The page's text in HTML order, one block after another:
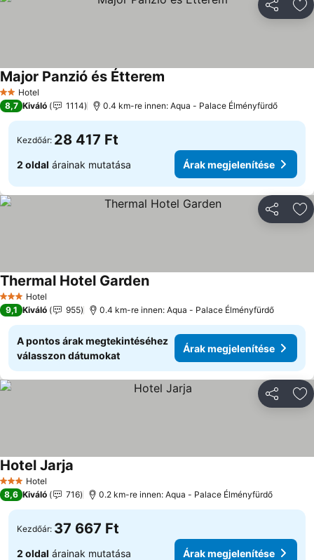
2 Kategória
Hotel
Major Panzió és Étterem
8,7 Kiváló 1114 0.4 km-re innen: Aqua - Palace Élményfürdő
Kezdőár: 28 417 Ft
2 oldal árainak mutatása Árak megjelenítése
3 Kategória
Hotel
Thermal Hotel GardenÁrak megjelenítése
9,1 Kiváló 955 0.4 km-re innen: Aqua - Palace Élményfürdő
A pontos árak megtekintéséhez
válasszon dátumokat
Árak megjelenítése
3 Kategória
Hotel
Hotel Jarja
8,6 Kiváló 716 0.2 km-re innen: Aqua - Palace Élményfürdő
Kezdőár: 37 667 Ft
2 oldal árainak mutatása Árak megjelenítése